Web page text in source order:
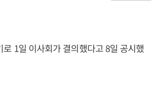
1일 이사회가 결의했다고 8일 공시했